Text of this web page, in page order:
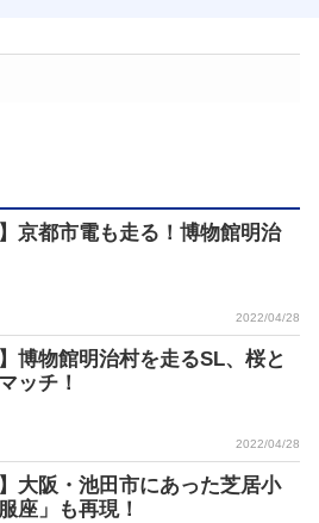
】京都市電も走る！博物館明治
2022/04/28
】博物館明治村を走るSL、桜と
ッチ！
2022/04/28
】大阪・池田市にあった芝居小
座」も再現！